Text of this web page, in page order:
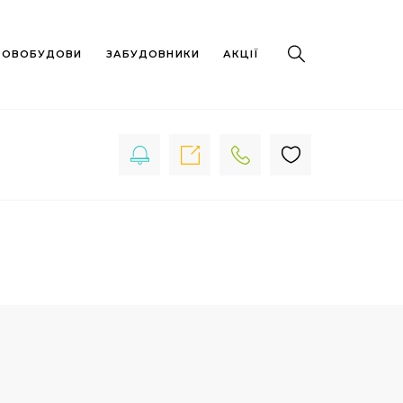
ЗАБУДОВНИКИ АКЦІЇ